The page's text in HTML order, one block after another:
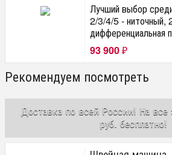
Лучший выбор
2/3/4/5 - ниточный,
дифференциальная
93 900 ₽
Рекомендуем посмотреть
Доставка по всей России! На все
руб. бесплатно!